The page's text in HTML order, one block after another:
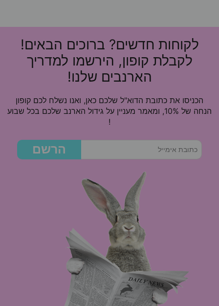
לקוחות חדשים? ברוכים הבאים!
לקבלת קופון, הירשמו למדריך
הארנבים שלנו!
הכניסו את כתובת הדוא"ל שלכם כאן, ואנו נשלח לכם קופון
הנחה של 10%, ומאמר מעניין על גידול הארנב שלכם בכל שבוע
!
הרשם